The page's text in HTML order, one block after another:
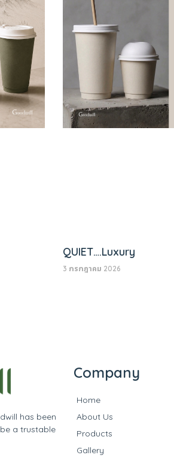
QUIET….Luxury
3 กรกฎาคม 2026
has been
a trustable
Company
Home
About Us
Products
Gallery